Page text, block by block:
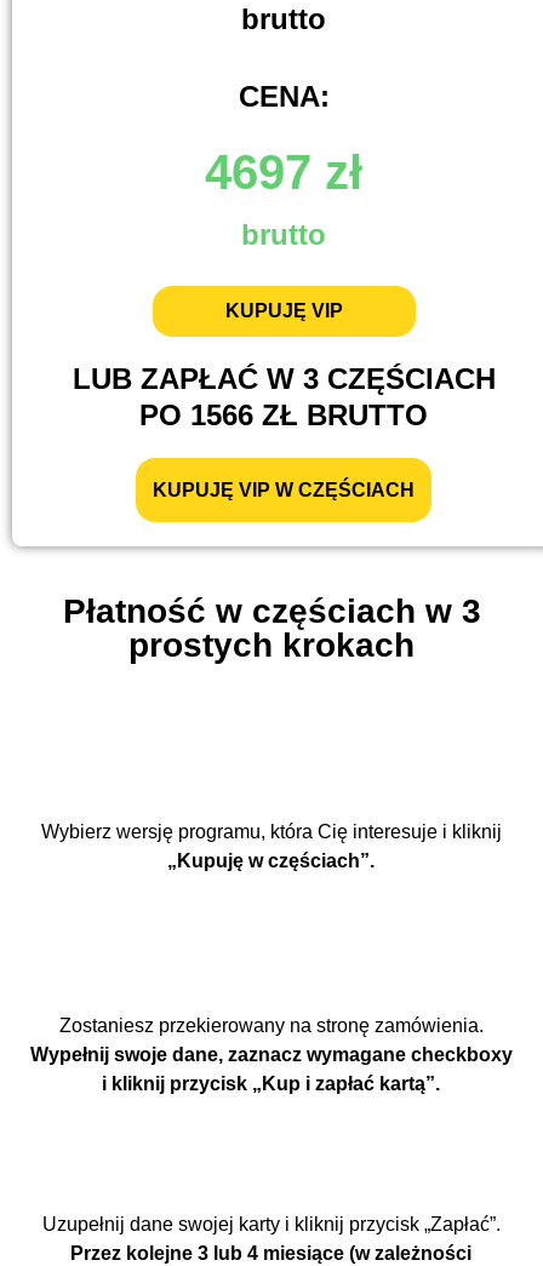
brutto
CENA:
4697 zł
brutto
KUPUJĘ VIP
LUB ZAPŁAĆ W 3 CZĘŚCIACH
PO 1566 ZŁ BRUTTO
KUPUJĘ VIP W CZĘŚCIACH
Płatność w częściach w 3
prostych krokach
Wybierz wersję programu, która Cię interesuje i kliknij
„Kupuję w częściach”.
Zostaniesz przekierowany na stronę zamówienia.
Wypełnij swoje dane, zaznacz wymagane checkboxy
i kliknij przycisk „Kup i zapłać kartą”.
Uzupełnij dane swojej karty i kliknij przycisk „Zapłać”.
Przez kolejne 3 lub 4 miesiące (w zależności